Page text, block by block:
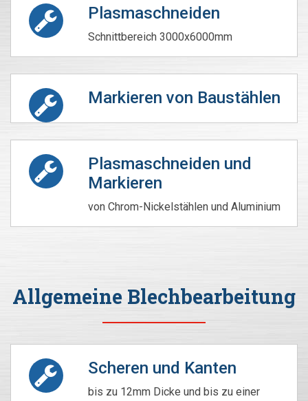
Plasmaschneiden
Schnittbereich 3000x6000mm
Markieren von Baustählen
Plasmaschneiden und
Markieren
von Chrom-Nickelstählen und Aluminium
Allgemeine Blechbearbeitung
Scheren und Kanten
bis zu 12mm Dicke und bis zu einer